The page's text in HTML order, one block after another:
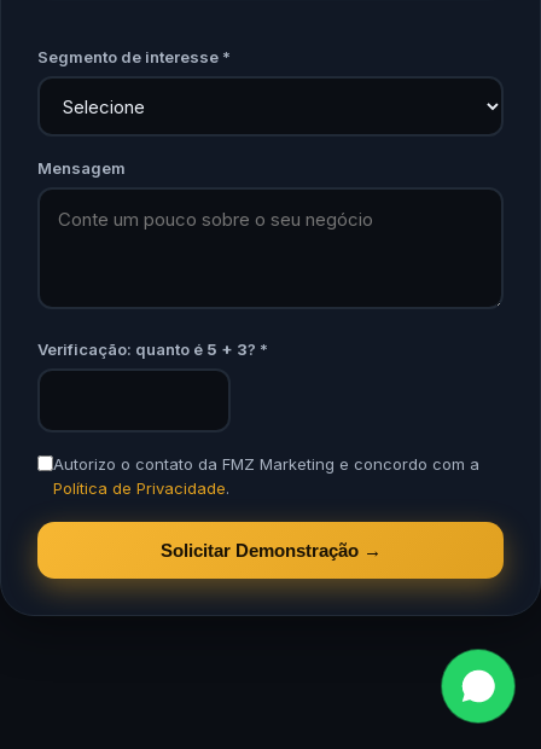
Segmento de interesse *
Mensagem
Verificação: quanto é 5 + 3? *
Autorizo o contato da FMZ Marketing e concordo com a
Política de Privacidade.
Solicitar Demonstração →